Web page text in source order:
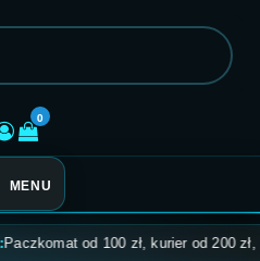
0
MENU
od 100 zł, kurier od 200 zł,